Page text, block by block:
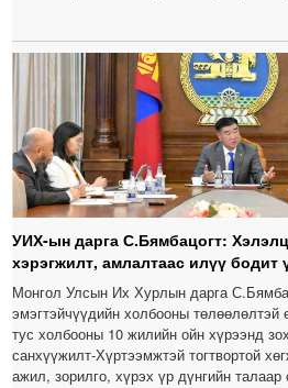
УИХ-ын дарга С.Бямбацогт:
хэрэгжилт, амлалтаас илүү бодит
Монгол Улсын Их Хурлын дарга
эмэгтэйчүүдийн холбооны
тус холбооны 10 жилийн ойн хүрээнд
санхүүжилт-Хүртээмжтэй тогтвортой
ажил, зорилго, хүрэх үр дүнгийн